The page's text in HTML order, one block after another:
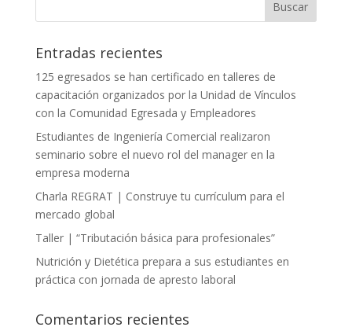
Entradas recientes
125 egresados se han certificado en talleres de
capacitación organizados por la Unidad de Vínculos
con la Comunidad Egresada y Empleadores
Estudiantes de Ingeniería Comercial realizaron
seminario sobre el nuevo rol del manager en la
empresa moderna
Charla REGRAT | Construye tu currículum para el
mercado global
Taller | “Tributación básica para profesionales”
Nutrición y Dietética prepara a sus estudiantes en
práctica con jornada de apresto laboral
Comentarios recientes